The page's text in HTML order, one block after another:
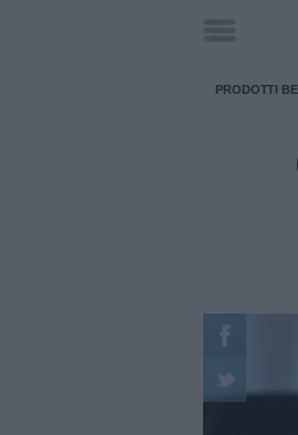
PRODOTTI